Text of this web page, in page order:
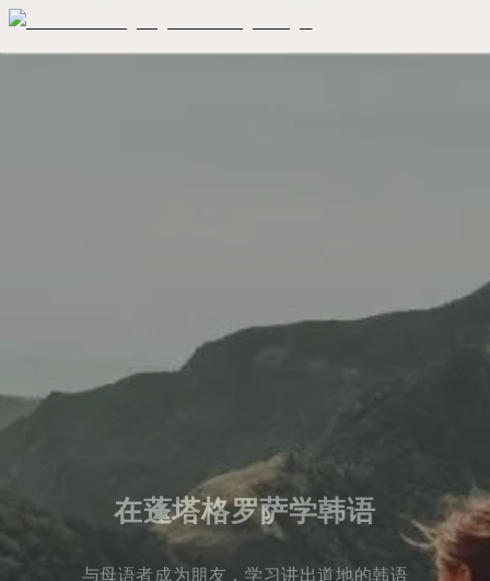
在蓬塔格罗萨学韩语
与母语者成为朋友，学习讲出道地的韩语